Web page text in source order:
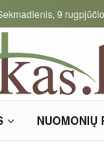
9
NUOMONIŲ